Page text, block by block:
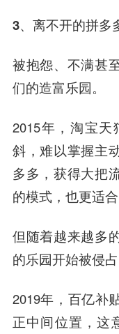
3、离不开的拼多
被抱怨、不满甚
们的造富乐园。
2015年，淘宝
斜，难以掌握主
多多，获得大把
的模式，也更适合
但随着越来越多
的乐园开始被侵占
2019年，百亿补
正中间位置，这